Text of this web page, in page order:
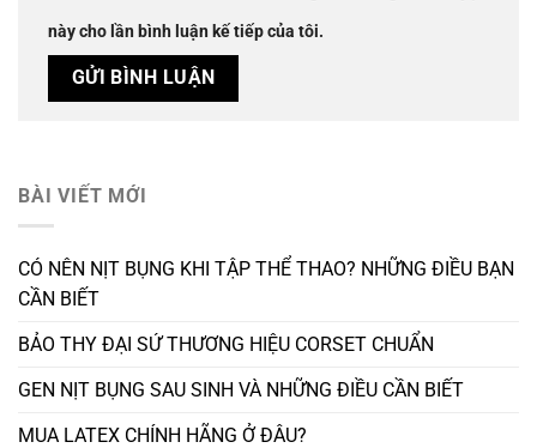
này cho lần bình luận kế tiếp của tôi.
BÀI VIẾT MỚI
CÓ NÊN NỊT BỤNG KHI TẬP THỂ THAO? NHỮNG ĐIỀU BẠN
CẦN BIẾT
BẢO THY ĐẠI SỨ THƯƠNG HIỆU CORSET CHUẨN
GEN NỊT BỤNG SAU SINH VÀ NHỮNG ĐIỀU CẦN BIẾT
MUA LATEX CHÍNH HÃNG Ở ĐÂU?